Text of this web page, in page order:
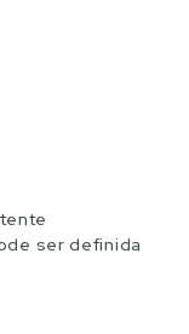
ser definida